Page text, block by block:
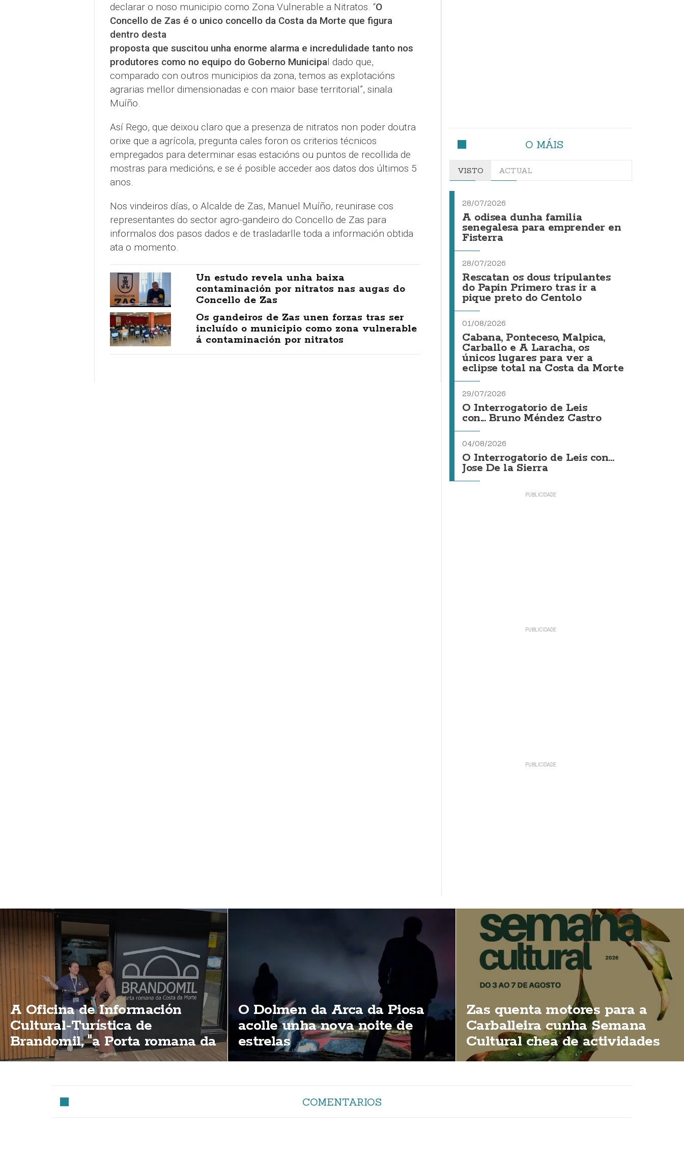
declarar o noso municipio como Zona Vulnerable a Nitratos. “O
Concello de Zas é o unico concello da Costa da Morte que figura
dentro desta
proposta que suscitou unha enorme alarma e incredulidade tanto nos
produtores como no equipo do Goberno Municipal dado que,
comparado con outros municipios da zona, temos as explotacións
agrarias mellor dimensionadas e con maior base territorial”, sinala
Muíño.
Así Rego, que deixou claro que a presenza de nitratos non poder doutra
orixe que a agrícola, pregunta cales foron os criterios técnicos
empregados para determinar esas estacións ou puntos de recollida de
mostras para medicións; e se é posible acceder aos datos dos últimos 5
anos.
Nos vindeiros días, o Alcalde de Zas, Manuel Muíño, reunirase cos
representantes do sector agro-gandeiro do Concello de Zas para
informalos dos pasos dados e de trasladarlle toda a información obtida
ata o momento.
Un estudo revela unha baixa
contaminación por nitratos nas augas do
Concello de Zas
Os gandeiros de Zas unen forzas tras ser
incluído o municipio como zona vulnerable
á contaminación por nitratos
O MÁIS
VISTO ACTUAL
28/07/2026
A odisea dunha familia
senegalesa para emprender en
Fisterra
28/07/2026
Rescatan os dous tripulantes
do Papin Primero tras ir a
pique preto do Centolo
01/08/2026
Cabana, Ponteceso, Malpica,
Carballo e A Laracha, os
únicos lugares para ver a
eclipse total na Costa da Morte
29/07/2026
O Interrogatorio de Leis
con... Bruno Méndez Castro
04/08/2026
O Interrogatorio de Leis con...
Jose De la Sierra
A Oficina de Información
Cultural-Turística de
Brandomil, "a Porta romana da
Costa da Morte"
O Dolmen da Arca da Piosa
acolle unha nova noite de
estrelas
Zas quenta motores para a
Carballeira cunha Semana
Cultural chea de actividades
COMENTARIOS